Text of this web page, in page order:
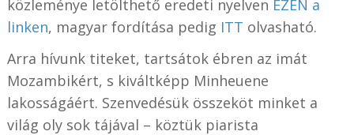
közleménye letölthető eredeti nyelven EZEN a
linken, magyar fordítása pedig ITT olvasható.
Arra hívunk titeket, tartsátok ébren az imát
Mozambikért, s kiváltképp Minheuene
lakosságáért. Szenvedésük összeköt minket a
világ oly sok tájával – köztük piarista